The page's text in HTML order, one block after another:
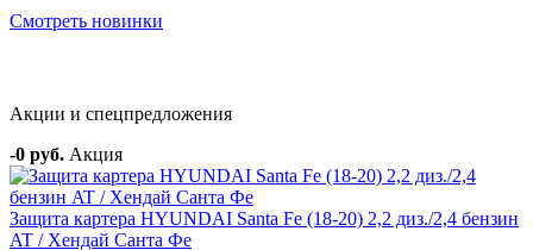
Смотреть новинки
Акции и спецпредложения
-0 руб. Акция
Защита картера HYUNDAI Santa Fe (18-20) 2,2 диз./2,4 бензин
AT / Хендай Санта Фе